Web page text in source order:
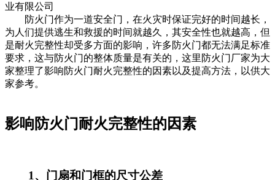
业有限公司
防火门作为一道安全门，在火灾时保证完好的时间越长，
为人们提供逃生和救援的时间就越久，其安全性也就越高，但
是耐火完整性却受多方面的影响，许多防火门都无法满足标准
要求，这与防火门的整体质量是有关的，这里防火门厂家为大
家整理了影响防火门耐火完整性的因素以及提高方法，以供大
家参考。
影响防火门耐火完整性的因素
1、门扇和门框的尺寸公差